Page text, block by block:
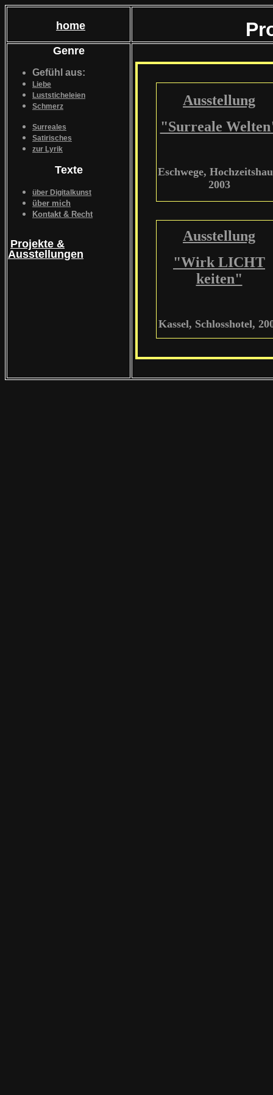
home
Genre
Gefühl aus:
Liebe
Luststicheleien
Schmerz
Surreales
Satirisches
zur Lyrik
Texte
über Digitalkunst
über mich
Kontakt & Recht
Projekte &
Ausstellungen
Ausstellung
"Surreale
Eschwege,
2003
Ausstellung
"Wirk LICHT
keiten"
Kassel, Schlosshotel,